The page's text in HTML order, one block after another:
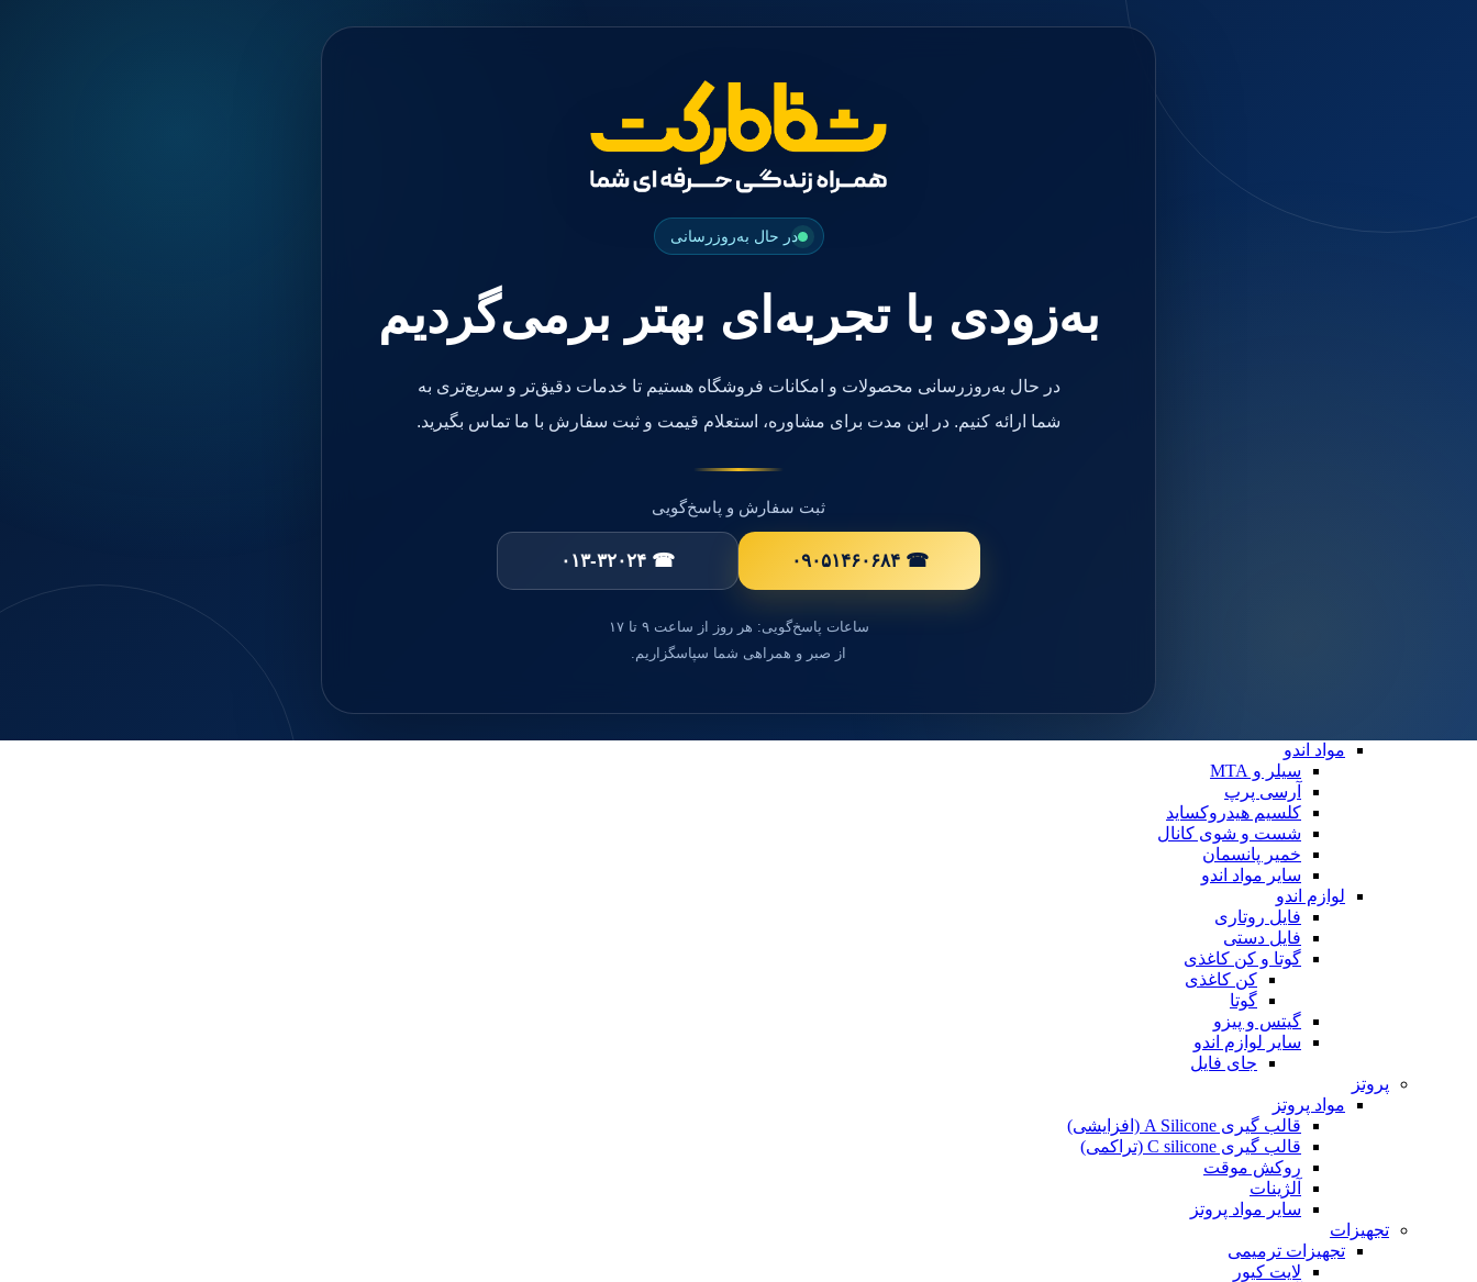
در حال به‌روزرسانی
به‌زودی با تجربه‌ای بهتر برمی‌گردیم
در حال به‌روزرسانی محصولات و امکانات فروشگاه هستیم تا خدمات دقیق‌تر و سریع‌تری به
شما ارائه کنیم. در این مدت برای مشاوره، استعلام قیمت و ثبت سفارش با ما تماس بگیرید.
ثبت سفارش و پاسخ‌گویی
☎ ۰۹۰۵۱۴۶۰۶۸۴ ☎ ۰۱۳-۳۲۰۲۴
ساعات پاسخ‌گویی: هر روز از ساعت ۹ تا ۱۷
از صبر و همراهی شما سپاسگزاریم.
کاپ و مولت پرداخت
مواد اندو
سیلر و MTA
آرسی پرپ
کلسیم هیدروکساید
شست و شوی کانال
خمیر پانسمان
سایر مواد اندو
لوازم اندو
فایل روتاری
فایل دستی
گوتا و کن کاغذی
کن کاغذی
گوتا
گیتس و پیزو
سایر لوازم اندو
جای فایل
پروتز
مواد پروتز
قالب گیری A Silicone (افزایشی)
قالب گیری C silicone (تراکمی)
روکش موقت
آلژینات
سایر مواد پروتز
تجهیزات
تجهیزات ترمیمی
لایت کیور